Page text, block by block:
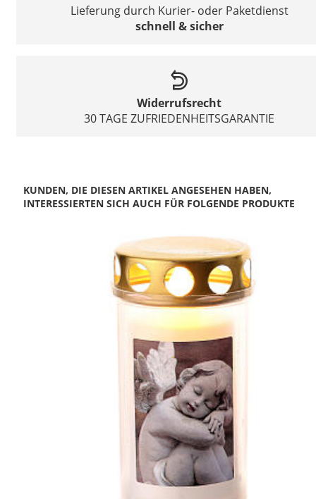
Lieferung durch Kurier- oder Paketdienst
schnell & sicher
Widerrufsrecht
30 TAGE ZUFRIEDENHEITSGARANTIE
KUNDEN, DIE DIESEN ARTIKEL ANGESEHEN HABEN,
INTERESSIERTEN SICH AUCH FÜR FOLGENDE PRODUKTE